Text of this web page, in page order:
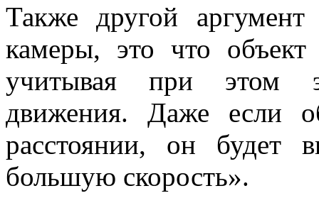
Также другой
камеры, это что
учитывая при этом
движения. Даже если
расстоянии, он будет
большую скорость».